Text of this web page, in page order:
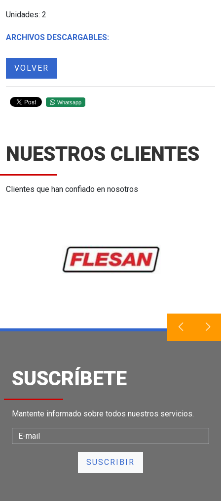
Unidades: 2
ARCHIVOS DESCARGABLES:
VOLVER
Whatsapp
NUESTROS CLIENTES
Clientes que han confiado en nosotros
SUSCRÍBETE
Mantente informado sobre todos nuestros servicios.